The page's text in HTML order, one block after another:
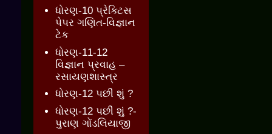
ધોરણ-10 પ્રેક્ટિસ
પેપર ગણિત-વિજ્ઞાન
ટેક
ધોરણ-11-12
વિજ્ઞાન પ્રવાહ –
રસાયણશાસ્ત્ર
ધોરણ-12 પછી શું ?
ધોરણ-12 પછી શું ?-
પુરાણ ગોંડલિયાજી